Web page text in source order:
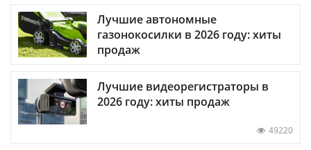
Лучшие автономные
газонокосилки в 2026 году: хиты
продаж
Лучшие видеорегистраторы в
2026 году: хиты продаж
49220